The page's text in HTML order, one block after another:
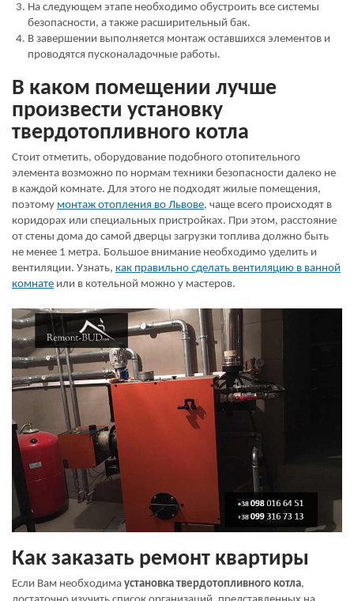
На следующем этапе необходимо обустроить все системы
безопасности, а также расширительный бак.
В завершении выполняется монтаж оставшихся элементов и
проводятся пусконаладочные работы.
В каком помещении лучше
произвести установку
твердотопливного котла
Стоит отметить, оборудование подобного отопительного
элемента возможно по нормам техники безопасности далеко не
в каждой комнате. Для этого не подходят жилые помещения,
поэтому монтаж отопления во Львове, чаще всего происходят в
коридорах или специальных пристройках. При этом, расстояние
от стены дома до самой дверцы загрузки топлива должно быть
не менее 1 метра. Большое внимание необходимо уделить и
вентиляции. Узнать, как правильно сделать вентиляцию в ванной
комнате или в котельной можно у мастеров.
Как заказать ремонт квартиры
Если Вам необходима установка твердотопливного котла,